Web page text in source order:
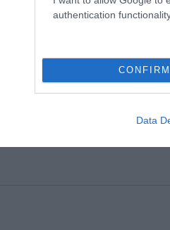
authentication
CONFIRM
Data
δισκοκήλη